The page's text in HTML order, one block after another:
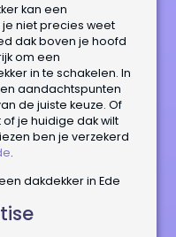
kan een
niet precies weet
dak boven je hoofd
om een
in te schakelen. In
aandachtspunten
de juiste keuze. Of
je huidige dak wilt
ben je verzekerd
.